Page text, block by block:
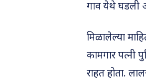
गाव येथे घडली
मिळालेल्या
कामगार पत्नी
राहत होता.